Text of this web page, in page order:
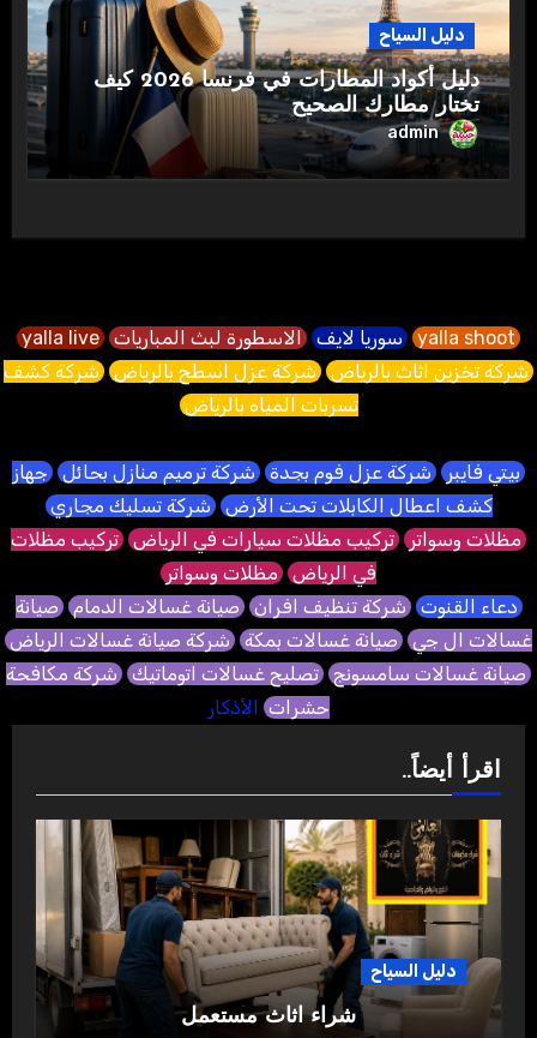
دليل السياح
دليل أكواد المطارات في فرنسا 2026 كيف
تختار مطارك الصحيح
admin
yalla shoot سوريا لايف الاسطورة لبث المباريات yalla live
شركة تخزين اثاث بالرياض شركة عزل اسطح بالرياض شركة كشف
تسربات المياه بالرياض
بيتي فايبر شركة عزل فوم بجدة شركة ترميم منازل بحائل جهاز
كشف اعطال الكابلات تحت الأرض شركة تسليك مجاري
مظلات وسواتر تركيب مظلات سيارات في الرياض تركيب مظلات
في الرياض مظلات وسواتر
دعاء القنوت شركة تنظيف افران صيانة غسالات الدمام صيانة
غسالات ال جي صيانة غسالات بمكة شركة صيانة غسالات الرياض
صيانة غسالات سامسونج تصليح غسالات اتوماتيك شركة مكافحة
حشرات الأذكار
اقرأ أيضاً..
دليل السياح
شراء اثاث مستعمل